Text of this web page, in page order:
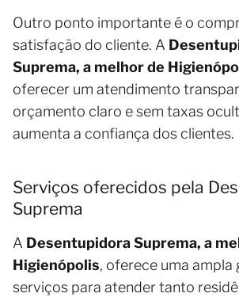
Outro ponto importante é o
satisfação do cliente. A
Suprema, a melhor de
oferecer um atendimento
orçamento claro e sem taxas
aumenta a confiança dos clientes.
Serviços oferecidos pela
Suprema
A Desentupidora Suprema, a
Higienópolis, oferece uma ampla
serviços para atender tanto